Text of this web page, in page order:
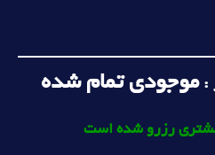
:موجودی تمام شده
مشتری رزرو شده است